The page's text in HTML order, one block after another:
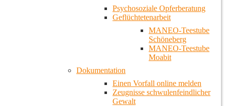
Psychosoziale Opferberatung
Geflüchtetenarbeit
MANEO-Teestube
Schöneberg
MANEO-Teestube
Moabit
Dokumentation
Einen Vorfall online melden
Zeugnisse schwulenfeindlicher
Gewalt